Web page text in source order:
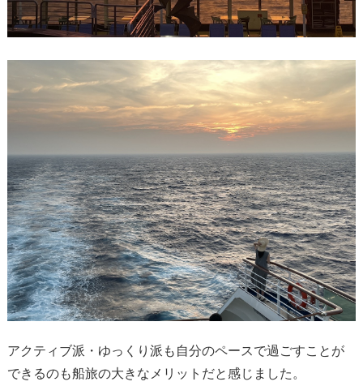
アクティブ派・ゆっくり派も自分のペースで過ごすことが
できるのも船旅の大きなメリットだと感じました。